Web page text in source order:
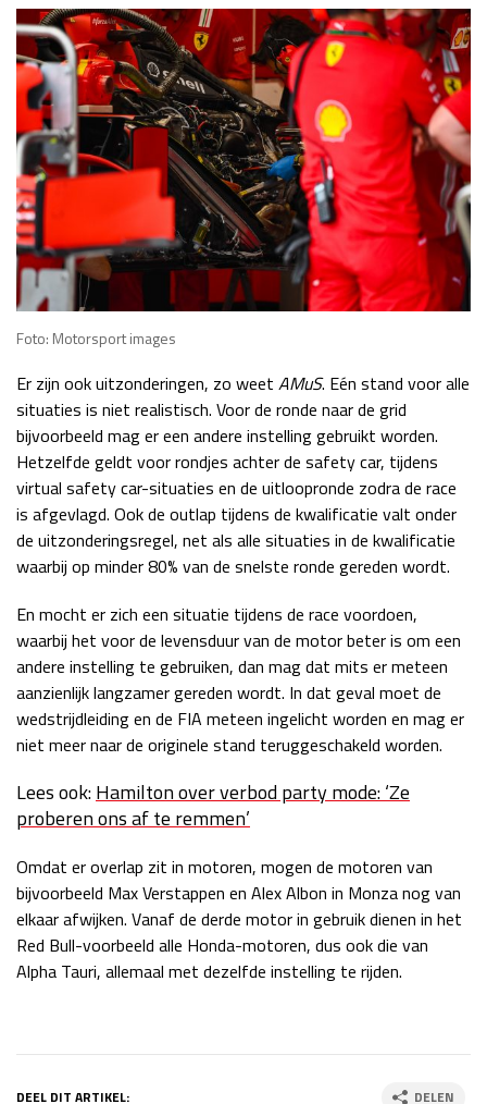
Race
zo 17:00 - 19:00
Foto: Motorsport images
Er zijn ook uitzonderingen, zo weet AMuS. Eén stand voor alle
situaties is niet realistisch. Voor de ronde naar de grid
bijvoorbeeld mag er een andere instelling gebruikt worden.
Hetzelfde geldt voor rondjes achter de safety car, tijdens
virtual safety car-situaties en de uitloopronde zodra de race
is afgevlagd. Ook de outlap tijdens de kwalificatie valt onder
de uitzonderingsregel, net als alle situaties in de kwalificatie
waarbij op minder 80% van de snelste ronde gereden wordt.
En mocht er zich een situatie tijdens de race voordoen,
waarbij het voor de levensduur van de motor beter is om een
andere instelling te gebruiken, dan mag dat mits er meteen
aanzienlijk langzamer gereden wordt. In dat geval moet de
wedstrijdleiding en de FIA meteen ingelicht worden en mag er
niet meer naar de originele stand teruggeschakeld worden.
Lees ook:Hamilton over verbod party mode: ‘Ze
proberen ons af te remmen’
Omdat er overlap zit in motoren, mogen de motoren van
bijvoorbeeld Max Verstappen en Alex Albon in Monza nog van
elkaar afwijken. Vanaf de derde motor in gebruik dienen in het
Red Bull-voorbeeld alle Honda-motoren, dus ook die van
Alpha Tauri, allemaal met dezelfde instelling te rijden.
DEEL DIT ARTIKEL: DELEN